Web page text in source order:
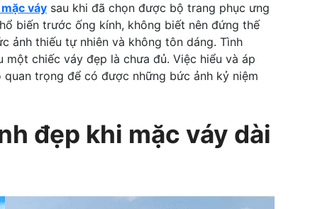
váy sau khi đã chọn được bộ trang phục ưng
biến trước ống kính, không biết nên đứng thế
ảnh thiếu tự nhiên và không tôn dáng. Tình
chiếc váy đẹp là chưa đủ. Việc hiểu và áp
trọng để có được những bức ảnh kỷ niệm
đẹp khi mặc váy dài